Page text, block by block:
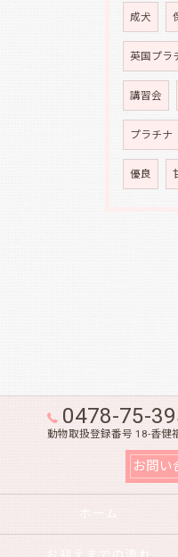
成犬
英国プラ
講習会
プラチナ
優良
0478-75-
動物取扱登録番号 18-香
お問い
ホーム